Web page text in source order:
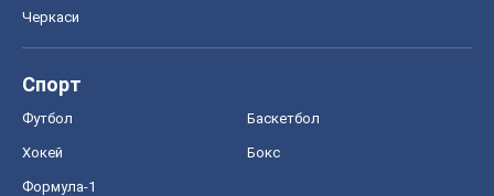
Черкаси
Спорт
Футбол Баскетбол
Хокей Бокс
Формула-1